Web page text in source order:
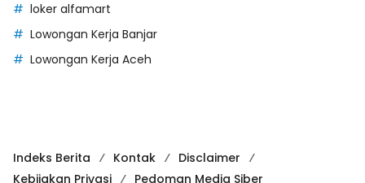
loker alfamart
Lowongan Kerja Banjar
Lowongan Kerja Aceh
Indeks Berita Kontak
Disclaimer
Kebijakan Privasi
Pedoman Media Siber